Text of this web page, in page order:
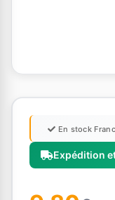
Expédition
En stock